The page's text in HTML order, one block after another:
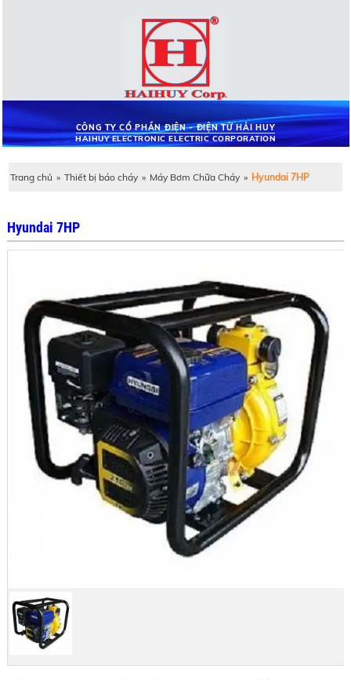
CÔNG TY CỔ PHẦN ĐIỆN - ĐIỆN TỬ HẢI HUY
HAIHUY ELECTRONIC ELECTRIC CORPORATION
Trang chủ » Thiết bị báo cháy » Máy Bơm Chữa Cháy » Hyundai 7HP
Hyundai 7HP